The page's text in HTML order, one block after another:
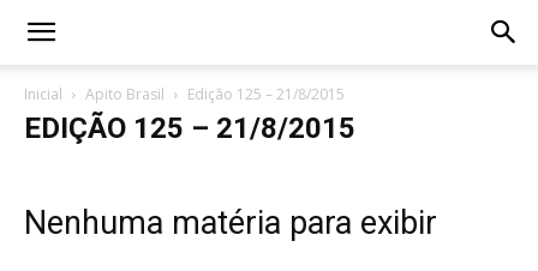
Inicial Apito Brasil Edição 125 – 21/8/2015
EDIÇÃO 125 – 21/8/2015
Nenhuma matéria para exibir